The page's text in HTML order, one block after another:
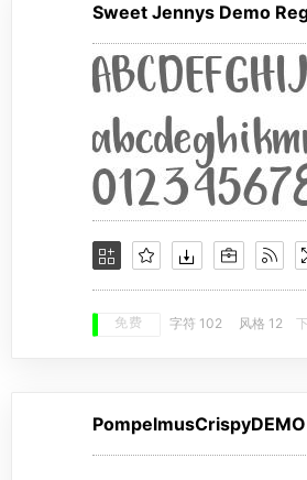
Sweet Jennys Demo
免费 字符 102 风格 12
PompelmusCrispyDEMO